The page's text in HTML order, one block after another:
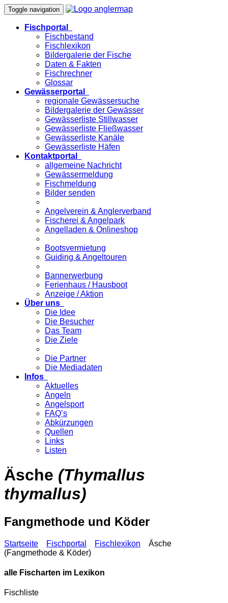
Toggle navigation
Fischportal
Fischbestand
Fischlexikon
Bildergalerie der Fische
Daten & Fakten
Fischrechner
Glossar
Gewässerportal
regionale Gewässersuche
Bildergalerie der Gewässer
Gewässerliste Stillwasser
Gewässerliste Fließwasser
Gewässerliste Kanäle
Gewässerliste Häfen
Kontaktportal
allgemeine Nachricht
Gewässermeldung
Fischmeldung
Bilder senden
Angelverein & Anglerverband
Fischerei & Angelpark
Angelladen & Onlineshop
Bootsvermietung
Guiding & Angeltouren
Bannerwerbung
Ferienhaus / Hausboot
Anzeige / Aktion
Über uns
Die Idee
Die Besucher
Das Team
Die Ziele
Die Partner
Die Mediadaten
Infos
Aktuelles
Angeln
Angelsport
FAQ’s
Abkürzungen
Quellen
Links
Listen
Äsche (Thymallus
thymallus)
Fangmethode und Köder
Startseite Fischportal Fischlexikon
Äsche
(Fangmethode & Köder)
alle Fischarten im Lexikon
Fischliste